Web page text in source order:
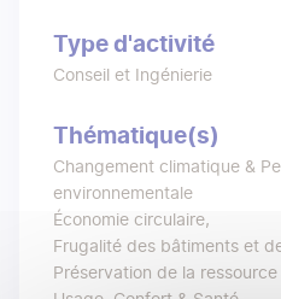
Type d'activité
Conseil et Ingénierie
Thématique(s)
Changement climatique &
environnementale
Économie circulaire
Frugalité des bâtiments et
Préservation de la